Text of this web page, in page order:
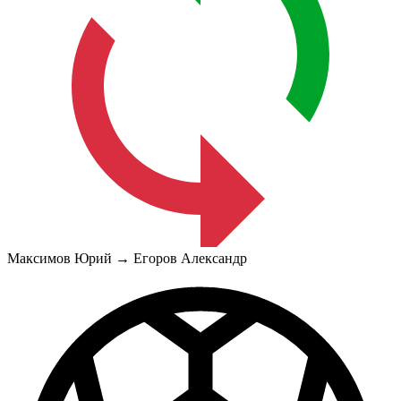
Максимов Юрий → Егоров Александр